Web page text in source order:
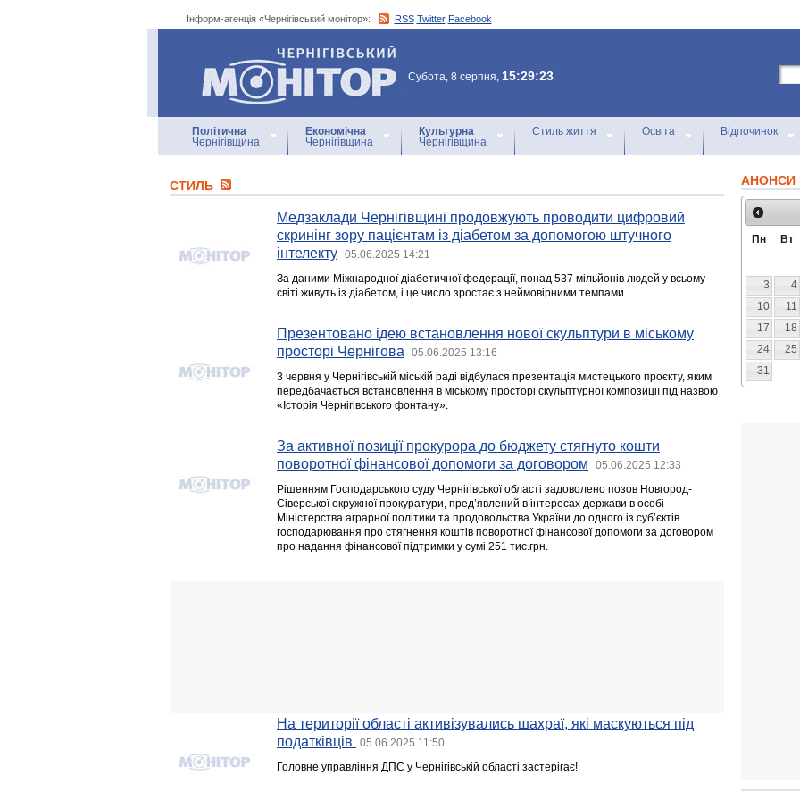
Інформ-агенція «Чернігівський монітор»: RSS Twitter Facebook
Інформ-агенція
«Чернігівський монітор»
Субота, 8 серпня, 15:29:23
Політична
Чернігівщина
Економічна
Чернігівщина
Культурна
Чернігівщина
Стиль життя Освіта Відпочинок
СТИЛЬ
Медзаклади Чернігівщині продовжують проводити цифровий
скринінг зору пацієнтам із діабетом за допомогою штучного
інтелекту
05.06.2025 14:21
За даними Міжнародної діабетичної федерації, понад 537 мільйонів людей у всьому
світі живуть із діабетом, і це число зростає з неймовірними темпами.
Презентовано ідею встановлення нової скульптури в міському
просторі Чернігова
05.06.2025 13:16
3 червня у Чернігівській міській раді відбулася презентація мистецького проєкту, яким
передбачається встановлення в міському просторі скульптурної композиції під назвою
«Історія Чернігівського фонтану».
За активної позиції прокурора до бюджету стягнуто кошти
поворотної фінансової допомоги за договором
05.06.2025 12:33
Рішенням Господарського суду Чернігівської області задоволено позов Новгород-
Сіверської окружної прокуратури, пред’явлений в інтересах держави в особі
Міністерства аграрної політики та продовольства України до одного із субʼєктів
господарювання про стягнення коштів поворотної фінансової допомоги за договором
про надання фінансової підтримки у сумі 251 тис.грн.
На території області активізувались шахраї, які маскуються під
податківців
05.06.2025 11:50
Головне управління ДПС у Чернігівській області застерігає!
АНОНСИ
Пн Вт
3
4
10
11
17
18
24
25
31